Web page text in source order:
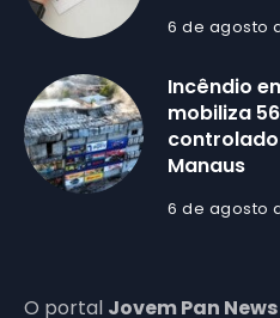
6 de agosto
Incêndio
mobiliza
Manaus
6 de agosto
O portal Jovem Pan